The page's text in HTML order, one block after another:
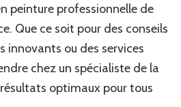
peinture professionnelle de
Que ce soit pour des conseils
innovants ou des services
chez un spécialiste de la
optimaux pour tous